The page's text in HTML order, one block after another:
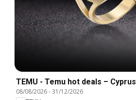
TEMU - Temu hot deals – Cyprus
08/08/2026-31/12/2026